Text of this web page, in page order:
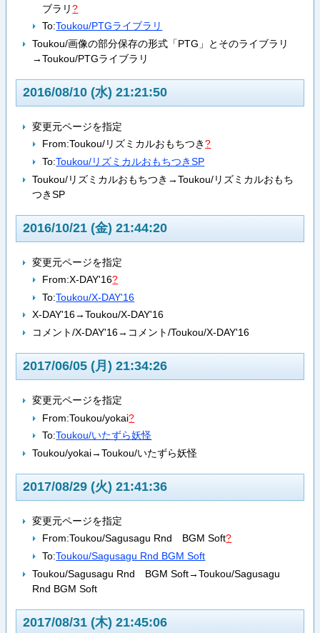
ブラリ?
To:Toukou/PTGライブラリ
Toukou/画像の部分保存の形式「PTG」とそのライブラリ
→Toukou/PTGライブラリ
2016/08/10 (水) 21:21:50
変更元ページを指定
From:Toukou/リズミカルおもちつき?
To:Toukou/リズミカルおもちつきSP
Toukou/リズミカルおもちつき→Toukou/リズミカルおもち
つきSP
2016/10/21 (金) 21:44:20
変更元ページを指定
From:X-DAY'16?
To:Toukou/X-DAY'16
X-DAY'16→Toukou/X-DAY'16
コメント/X-DAY'16→コメント/Toukou/X-DAY'16
2017/06/05 (月) 21:34:26
変更元ページを指定
From:Toukou/yokai?
To:Toukou/いたずら妖怪
Toukou/yokai→Toukou/いたずら妖怪
2017/08/29 (火) 21:41:36
変更元ページを指定
From:Toukou/Sagusagu Rnd BGM Soft?
To:Toukou/Sagusagu Rnd BGM Soft
Toukou/Sagusagu Rnd BGM Soft→Toukou/Sagusagu
Rnd BGM Soft
2017/08/31 (木) 21:45:06